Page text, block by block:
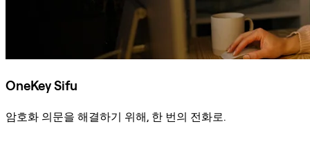
OneKey Sifu
암호화 의문을 해결하기 위해, 한 번의 전화로.